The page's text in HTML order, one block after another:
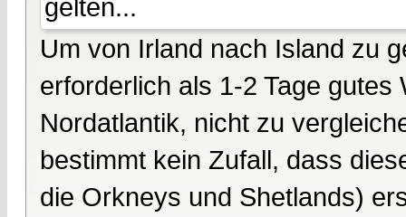
gelten...
Um von Irland nach Island zu
erforderlich als 1-2 Tage
Nordatlantik, nicht zu
bestimmt kein Zufall, dass
die Orkneys und Shetlands)